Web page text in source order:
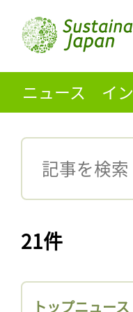
ニュース イ
21件
トップニュース